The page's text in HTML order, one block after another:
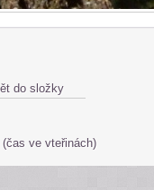
do složky
(čas ve vteřinách)